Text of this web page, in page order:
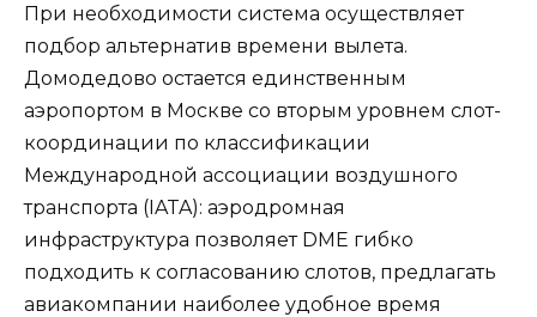
При необходимости система осуществляет
подбор альтернатив времени вылета.
Домодедово остается единственным
аэропортом в Москве со вторым уровнем слот-
координации по классификации
Международной ассоциации воздушного
транспорта (IATA): аэродромная
инфраструктура позволяет DME гибко
подходить к согласованию слотов, предлагать
авиакомпании наиболее удобное время